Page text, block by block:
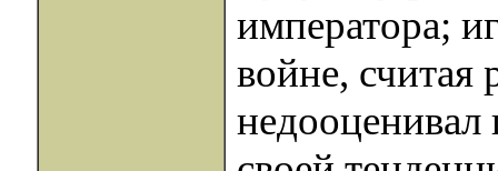
императора;
войне,